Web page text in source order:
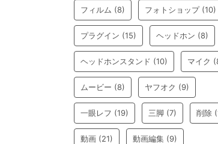
フィルム (8) フォトショップ(10)
プラグイン (15) ヘッドホン (8)
ヘッドホンスタンド (10) マイク
ムービー (8) ヤフオク (9)
一眼レフ (19) 三脚 (7) 削除
動画 (21) 動画編集 (9)